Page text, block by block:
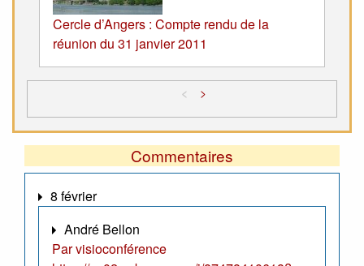
Cercle d’Angers : Compte rendu de la
réunion du 31 janvier 2011
< >
Commentaires
8 février
André Bellon
Par visioconférence